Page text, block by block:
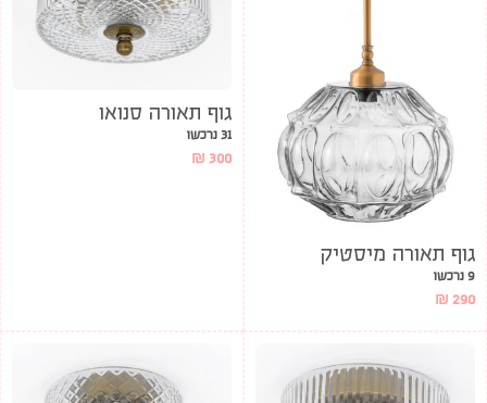
גוף תאורה מיסטיק
9 נרכשו
₪ 290
גוף תאורה סנואו
31 נרכשו
₪ 300